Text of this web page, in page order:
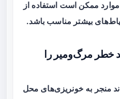
ممکن است استفاده از
بیشتر مناسب باشد.
خطر مرگ‌ومیر را
منجر به خونریزی‌های محل